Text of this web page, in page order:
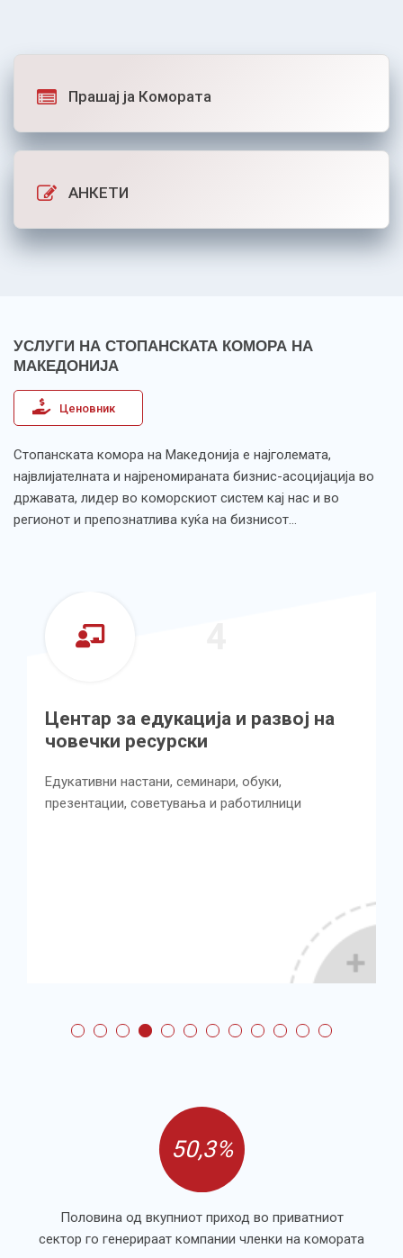
Прашај ја Комората
АНКЕТИ
УСЛУГИ НА СТОПАНСКАТА КОМОРА НА
МАКЕДОНИЈА
Ценовник
Стопанската комора на Македонија е најголемата,
највлијателната и најреномираната бизнис-асоцијација во
државата, лидер во коморскиот систем кај нас и во
регионот и препознатлива куќа на бизнисот…
Центар за едукација и развој на
човечки ресурски
Едукативни настани, семинари, обуки,
презентации, советувања и работилници
50,3%
Половина од вкупниот приход во приватниот
сектор го генерираат компании членки на комората